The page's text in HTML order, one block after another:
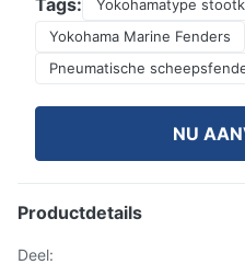
Tags:
Yokohamatype
Yokohama Marine Fenders
Pneumatische
NU
Productdetails
Deel: